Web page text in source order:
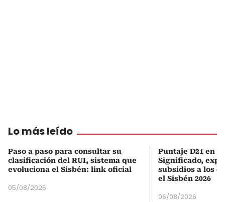
Lo más leído
Paso a paso para consultar su
clasificación del RUI, sistema que
evoluciona el Sisbén: link oficial
05/08/2026
Puntaje D21 en
Significado,
subsidios a los
el Sisbén 2026
06/08/2026